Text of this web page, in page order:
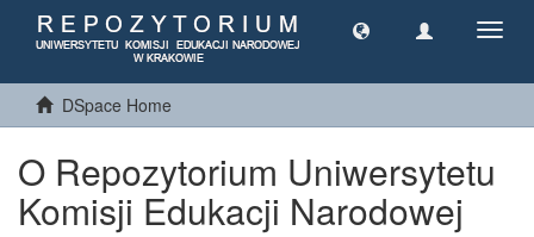
DSpace Home
O Repozytorium Uniwersytetu
Komisji Edukacji Narodowej